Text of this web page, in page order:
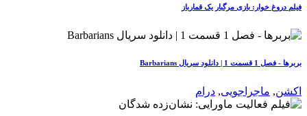
فیلم دروغ خوار: بازی مرگبار یک قمارباز
بربرها - فصل 1 قسمت 1 | دانلود سریال Barbarians
اکشن, ماجراجویی, درام